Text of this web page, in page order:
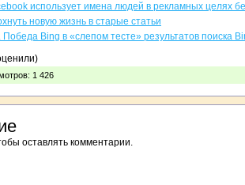
использует имена людей в рекламных целях
новую жизнь в старые статьи
Победа Bing в «слепом тесте» результатов поиска
1 426
оставлять комментарии.